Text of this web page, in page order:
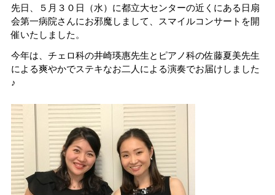
先日、５月３０日（水）に都立大センターの近くにある日扇
会第一病院さんにお邪魔しまして、スマイルコンサートを開
催いたしました。
今年は、チェロ科の井崎瑛惠先生とピアノ科の佐藤夏美先生
による爽やかでステキなお二人による演奏でお届けしました
♪